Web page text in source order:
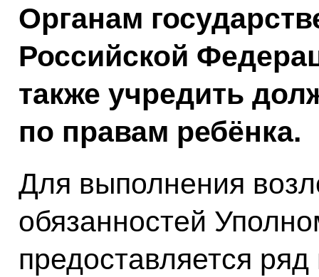
Органам
Российской
также учредить
по правам ребёнка.
Для выполнения
обязанностей
предоставляется